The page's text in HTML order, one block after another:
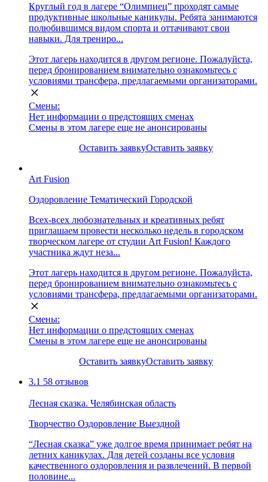
Круглый год в лагере “Олимпиец” проходят самые
продуктивные школьные каникулы. Ребята занимаются
полюбившимся видом спорта и оттачивают свои
навыки. Для трениро...
Этот лагерь находится в другом регионе. Пожалуйста,
перед бронированием внимательно ознакомьтесь с
условиями трансфера, предлагаемыми организаторами.
Смены:
Нет информации о предстоящих сменах
Смены в этом лагере еще не анонсированы
Оставить заявкуОставить заявку
Art Fusion
Оздоровление Тематический Городской
Всех-всех любознательных и креативных ребят
приглашаем провести несколько недель в городском
творческом лагере от студии Art Fusion! Каждого
участника ждут неза...
Этот лагерь находится в другом регионе. Пожалуйста,
перед бронированием внимательно ознакомьтесь с
условиями трансфера, предлагаемыми организаторами.
Смены:
Нет информации о предстоящих сменах
Смены в этом лагере еще не анонсированы
Оставить заявкуОставить заявку
3.1 58 отзывов
Лесная сказка. Челябинская область
Творчество Оздоровление Выездной
“Лесная сказка” уже долгое время принимает ребят на
летних каникулах. Для детей созданы все условия
качественного оздоровления и развлечений. В первой
половине...